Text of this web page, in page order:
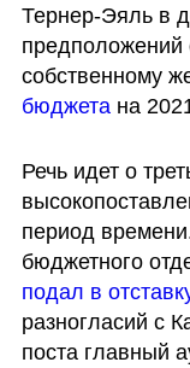
Тернер-Эяль в
предположений
собственному
бюджета на
Речь идет о
период
подал в
разногласий с
поста главный